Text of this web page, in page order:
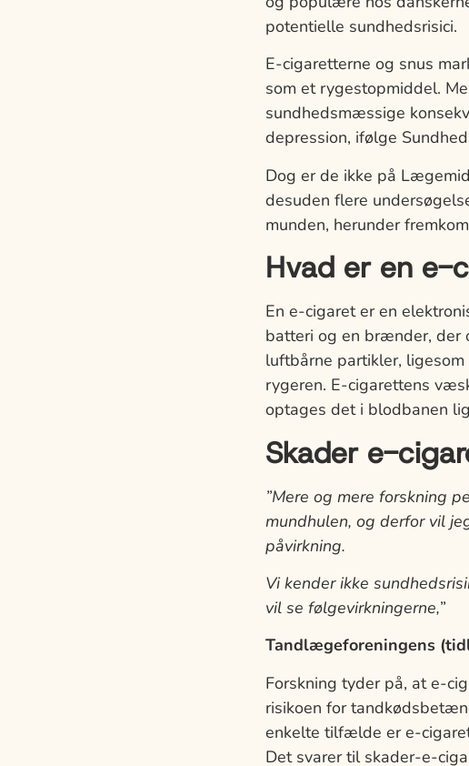
potentielle sundhedsrisici.
E-cigaretterne og snus
som et rygestopmiddel.
sundhedsmæssige
depression, ifølge
Dog er de ikke på
desuden flere
munden, herunder
Hvad er en e-
En e-cigaret er en
batteri og en brænder, der
luftbårne partikler,
rygeren. E-cigarettens
optages det i blodbanen
Skader e-
”Mere og mere forskning
mundhulen, og derfor vil
påvirkning.
Vi kender ikke
vil se følgevirkningerne,”
Tandlægeforeningens
Forskning tyder på, at e-
risikoen for
enkelte tilfælde er e-
Det svarer til skader-e-